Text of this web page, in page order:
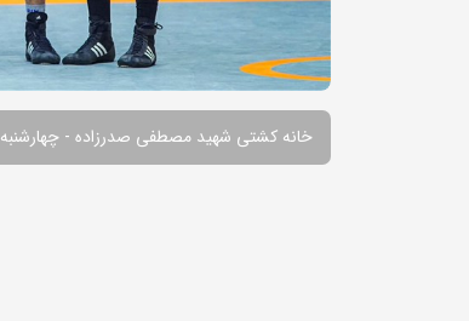
خانه کشتی شهید مصطفی صدرزاده - چهارشنبه 13 خردادماه